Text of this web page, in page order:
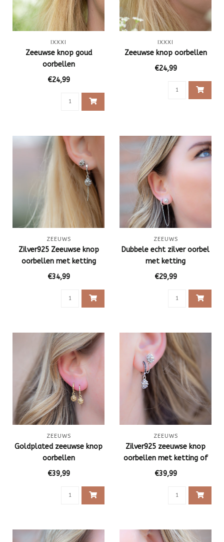
IXXXI
Zeeuwse knop goud
oorbellen
€24,99
IXXXI
Zeeuwse knop oorbellen
€24,99
ZEEUWS
Zilver925 Zeeuwse knop
oorbellen met ketting
€34,99
ZEEUWS
Dubbele echt zilver oorbel
met ketting
€29,99
ZEEUWS
Goldplated zeeuwse knop
oorbellen
€39,99
ZEEUWS
Zilver925 zeeuwse knop
oorbellen met ketting of
zwarte zirconia
€39,99